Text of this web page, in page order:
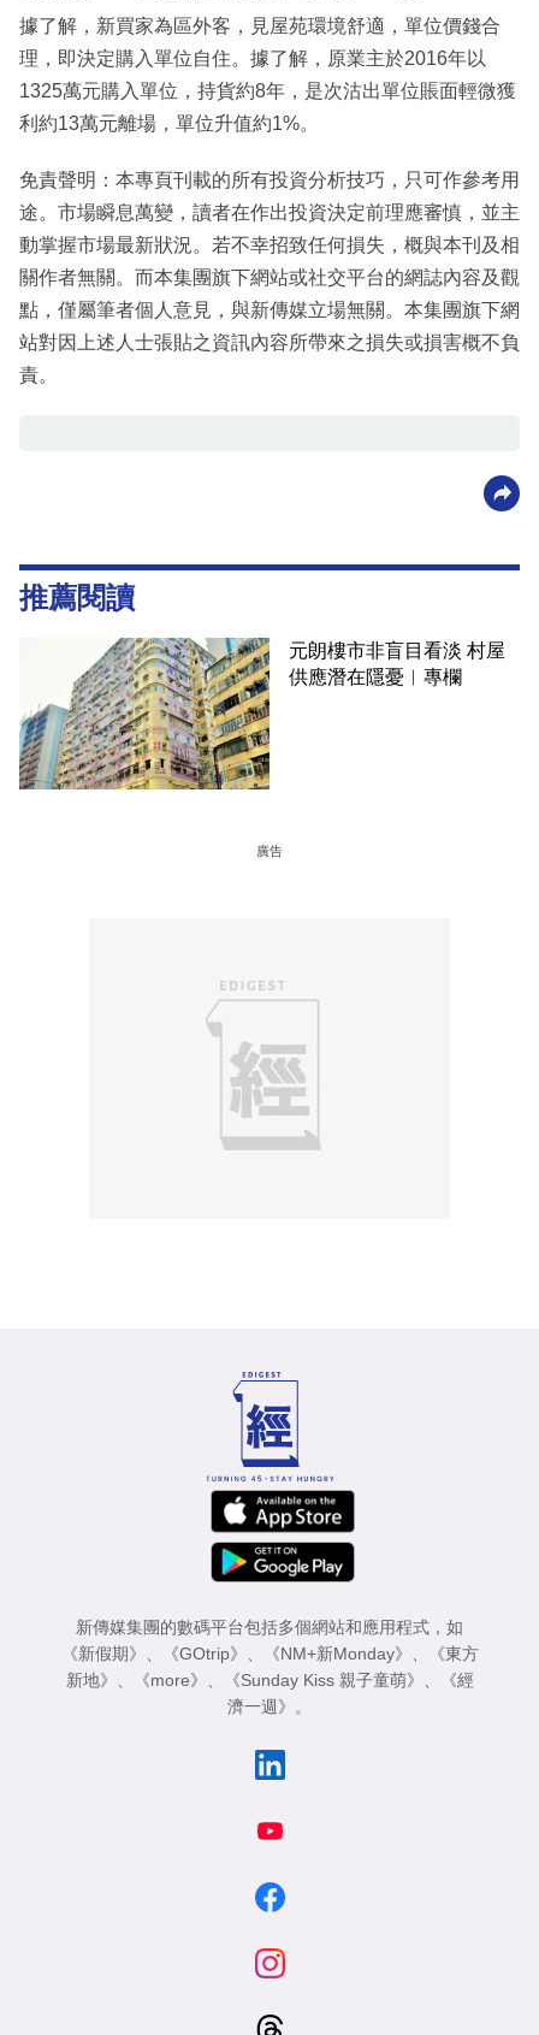
據了解，新買家為區外客，見屋苑環境舒適，單位價錢合
理，即決定購入單位自住。據了解，原業主於2016年以
1325萬元購入單位，持貨約8年，是次沽出單位賬面輕微獲
利約13萬元離場，單位升值約1%。
免責聲明：本專頁刊載的所有投資分析技巧，只可作參考用
途。市場瞬息萬變，讀者在作出投資決定前理應審慎，並主
動掌握市場最新狀況。若不幸招致任何損失，概與本刊及相
關作者無關。而本集團旗下網站或社交平台的網誌內容及觀
點，僅屬筆者個人意見，與新傳媒立場無關。本集團旗下網
站對因上述人士張貼之資訊內容所帶來之損失或損害概不負
責。
推薦閱讀
元朗樓市非盲目看淡 村屋
供應潛在隱憂︳專欄
廣告
新傳媒集團的數碼平台包括多個網站和應用程式，如
《新假期》 、 《GOtrip》 、 《NM+新Monday》 、
《東方
新地》 、 《more》 、 《Sunday Kiss 親子童萌》 、
《經
濟一週》 。